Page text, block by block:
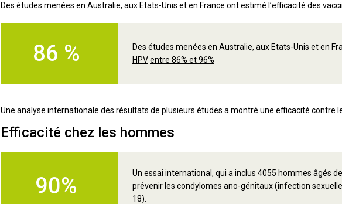
Des études menées en Australie, aux Etats-Unis et en France ont estimé l’efficacité des
86 % Des études menées en Australie, aux Etats-Unis et en
HPVentre 86% et 96%
Une analyse internationale des résultats de plusieurs études a montré une efficacité contre
Efficacité chez les hommes
90%
Un essai international, qui a inclus 4055 hommes âgés
prévenir les condylomes ano-génitaux (infection
18).